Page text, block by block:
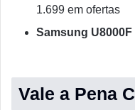
1.699 em ofertas
Samsung U8000F
Vale a Pena